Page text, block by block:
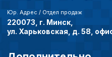
Юр. Адрес / Отдел продаж
220073, г. Минск,
ул. Харьковская, д. 58,